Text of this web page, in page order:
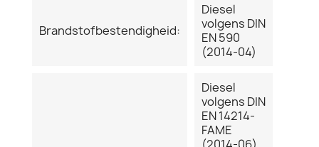
Brandstofbestendigheid:
Diesel
volgens DIN
EN 590
(2014-04)
Diesel
volgens DIN
EN 14214-
FAME